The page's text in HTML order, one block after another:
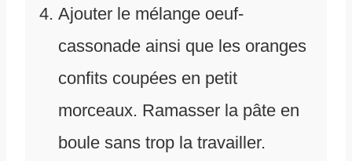
Ajouter le mélange oeuf-
cassonade ainsi que les oranges
confits coupées en petit
morceaux. Ramasser la pâte en
boule sans trop la travailler.